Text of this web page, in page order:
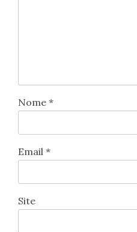
Nome *
Email *
Site